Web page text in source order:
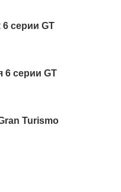
серии GT
6 серии GT
Turismo